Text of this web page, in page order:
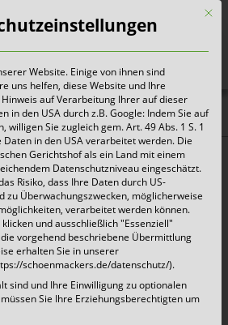
für morgen sorgen
App ist am
nicht erreichbar
wird die MüllALARMApp
Uhr bis zum 01.02.2017,
sein.
Mit
Website. Einige von ihnen sind
uns helfen, diese Website und Ihre
auf Verarbeitung Ihrer auf dieser
in den USA durch z.B. Google: Indem Sie auf
willigen Sie zugleich gem. Art. 49 Abs. 1 S. 1
Daten in den USA verarbeitet werden. Die
Gerichtshof als ein Land mit einem
Datenschutzniveau eingeschätzt.
Risiko, dass Ihre Daten durch US-
zu Überwachungszwecken, möglicherweise
verarbeitet werden können.
und ausschließlich "Essenziell"
vorgehend beschriebene Übermittlung
erhalten Sie in unserer
schoenmackers.de/datenschutz/).
sind und Ihre Einwilligung zu optionalen
Sie Ihre Erziehungsberechtigten um